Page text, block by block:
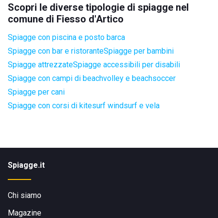
Scopri le diverse tipologie di spiagge nel
comune di Fiesso d'Artico
Spiagge con piscina e posto barca
Spiagge con bar e ristoranteSpiagge per bambini
Spiagge attrezzateSpiagge accessibili per disabili
Spiagge con campi di beachvolley e beachsoccer
Spiagge per cani
Spiagge con corsi di kitesurf windsurf e vela
Spiagge.it
Chi siamo
Magazine